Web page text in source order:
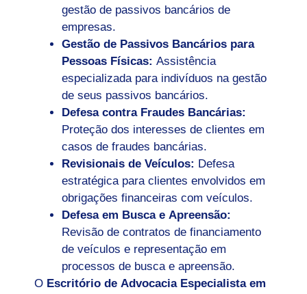
gestão de passivos bancários de
empresas.
Gestão de Passivos Bancários para
Pessoas Físicas: Assistência
especializada para indivíduos na gestão
de seus passivos bancários.
Defesa contra Fraudes Bancárias:
Proteção dos interesses de clientes em
casos de fraudes bancárias.
Revisionais de Veículos: Defesa
estratégica para clientes envolvidos em
obrigações financeiras com veículos.
Defesa em Busca e Apreensão:
Revisão de contratos de financiamento
de veículos e representação em
processos de busca e apreensão.
O Escritório de Advocacia Especialista em